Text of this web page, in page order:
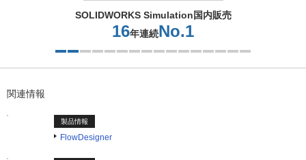
SOLIDWORKS Simulation国内販売
16年連続No.1
関連情報
製品情報
FlowDesigner